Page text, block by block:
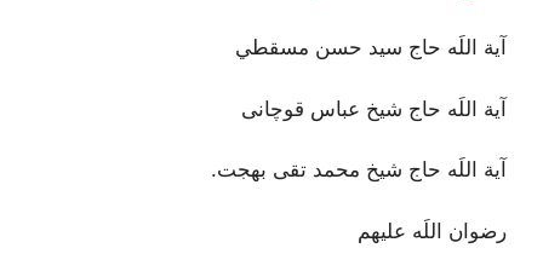
آية اللَه حاج سيد حسن مسقطي
آية اللَه حاج شیخ عباس قوچانی
آية اللَه حاج شیخ محمد تقی بهجت.
رضوان اللَه علیهم